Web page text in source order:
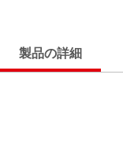
製品の詳細